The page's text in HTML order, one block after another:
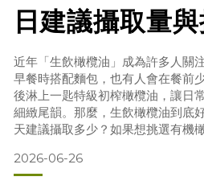
日建議攝取量
整解析｜森森
近年「生飲橄欖油」成為許多人關
早餐時搭配麵包，也有人會在餐前
後淋上一匙特級初榨橄欖油，讓日
細緻尾韻。那麼，生飲橄欖油到底
天建議攝取多少？如果想挑選有機
每日攝取量與挑選重點，幫助你用
欖油融入日常飲食。生飲橄欖油是
2026-06-26